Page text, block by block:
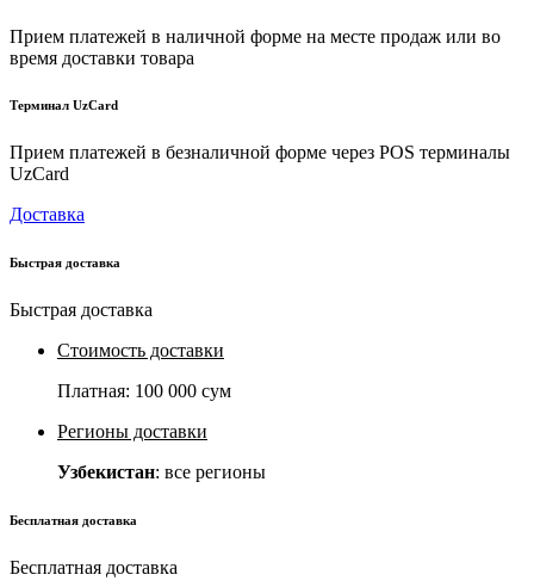
Прием платежей в наличной форме на месте продаж или во
время доставки товара
Терминал UzCard
Прием платежей в безналичной форме через POS терминалы
UzCard
Доставка
Быстрая доставка
Быстрая доставка
Стоимость доставки
Платная: 100 000 сум
Регионы доставки
Узбекистан: все регионы
Бесплатная доставка
Бесплатная доставка